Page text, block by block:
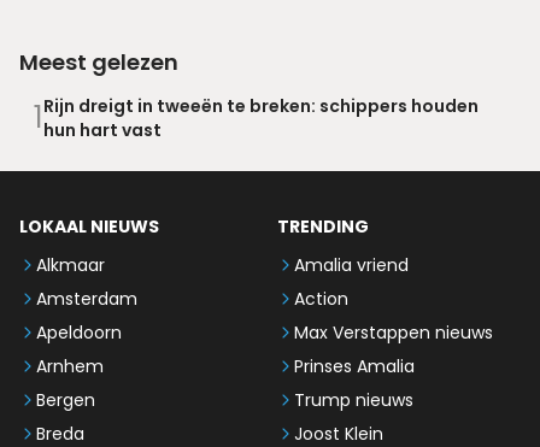
Meest gelezen
1Rijn dreigt in tweeën te breken: schippers houden
hun hart vast
LOKAAL NIEUWS
Alkmaar
Amsterdam
Apeldoorn
Arnhem
Bergen
Breda
TRENDING
Amalia vriend
Action
Max Verstappen nieuws
Prinses Amalia
Trump nieuws
Joost Klein